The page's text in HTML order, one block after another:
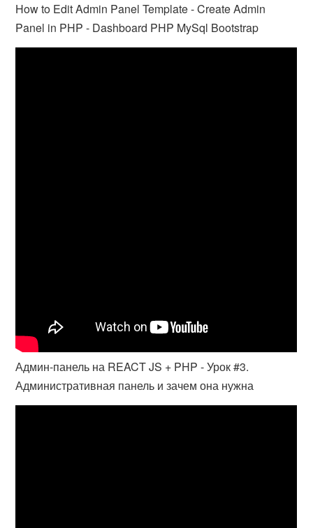
How to Edit Admin Panel Template - Create Admin
Panel in PHP - Dashboard PHP MySql Bootstrap
Админ-панель на REACT JS + PHP - Урок #3.
Административная панель и зачем она нужна